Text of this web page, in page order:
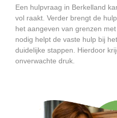
Een hulpvraag in Berkelland
vol raakt. Verder brengt de
het aangeven van grenzen
nodig helpt de vaste hulp bij
duidelijke stappen. Hierdoor
onverwachte druk.